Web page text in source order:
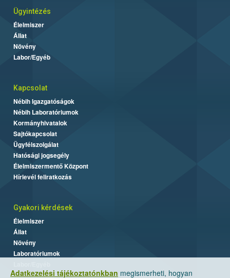
Adatkezelési tájékoztatónkban megismerheti, hogyan
Ügyintézés
Élelmiszer
Állat
Növény
Labor/Egyéb
Kapcsolat
Nébih Igazgatóságok
Nébih Laboratóriumok
Kormányhivatalok
Sajtókapcsolat
Ügyfélszolgálat
Hatósági jogsegély
Élelmiszermentő Központ
Hírlevél feliratkozás
Gyakori kérdések
Élelmiszer
Állat
Növény
Laboratóriumok